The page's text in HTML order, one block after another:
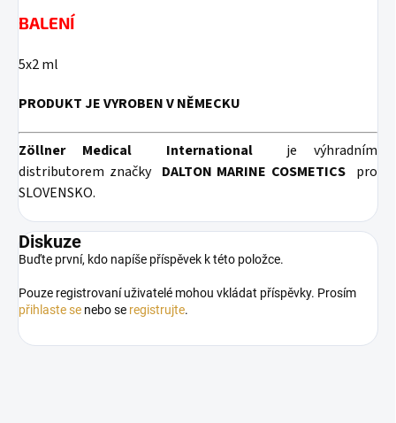
BALENÍ
5x2 ml
PRODUKT JE VYROBEN V NĚMECKU
Zöllner Medical Internationalje výhradním
distributorem značky DALTON MARINE COSMETICS pro
SLOVENSKO.
Diskuze
Buďte první, kdo napíše příspěvek k této položce.
Pouze registrovaní uživatelé mohou vkládat příspěvky. Prosím
přihlaste se nebo se registrujte.